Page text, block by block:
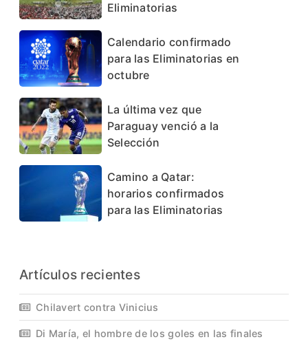
Eliminatorias
Calendario confirmado
para las Eliminatorias en
octubre
La última vez que
Paraguay venció a la
Selección
Camino a Qatar:
horarios confirmados
para las Eliminatorias
Artículos recientes
Chilavert contra Vinicius
Di María, el hombre de los goles en las finales